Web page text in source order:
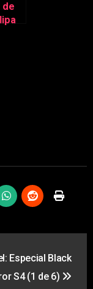
de
Especial Black
S4 (1 de 6)